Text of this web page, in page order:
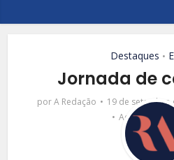
Destaques •
Jornada de
por A Redação 19 de setembro
Adicionar